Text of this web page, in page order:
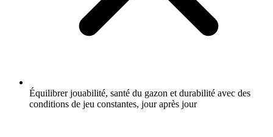
Équilibrer jouabilité, santé du gazon et durabilité avec des
conditions de jeu constantes, jour après jour